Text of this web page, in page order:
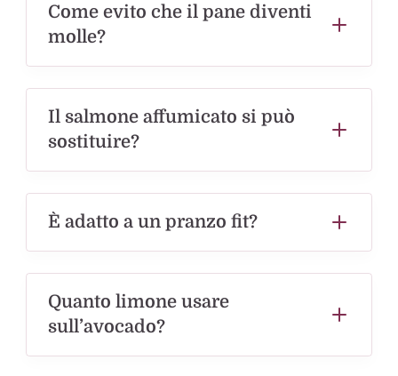
Come evito che il pane diventi
molle?
Il salmone affumicato si può
sostituire?
È adatto a un pranzo fit?
Quanto limone usare
sull’avocado?